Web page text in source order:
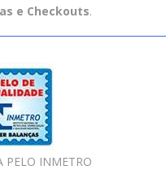
e Checkouts.
PELO INMETRO